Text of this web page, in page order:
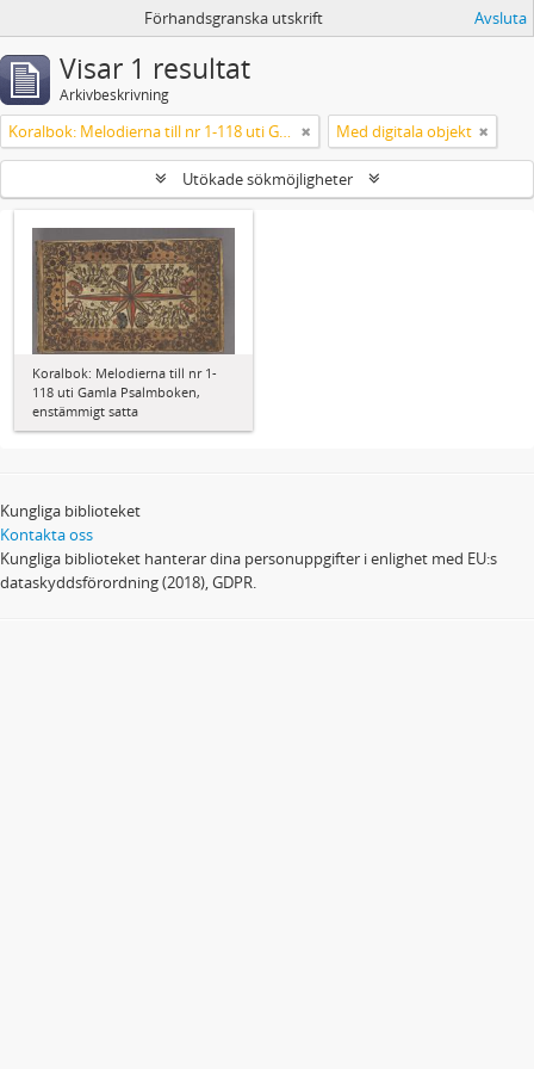
Förhandsgranska utskrift Avsluta
Visar 1 resultat
Arkivbeskrivning
Koralbok: Melodierna till nr 1-118 uti Gamla Psalmboken, enstämmigt satta Med digitala objekt
Utökade sökmöjligheter
Koralbok: Melodierna till nr 1-
118 uti Gamla Psalmboken,
enstämmigt satta
Kungliga biblioteket
Kontakta oss
Kungliga biblioteket hanterar dina personuppgifter i enlighet med EU:s
dataskyddsförordning (2018), GDPR.